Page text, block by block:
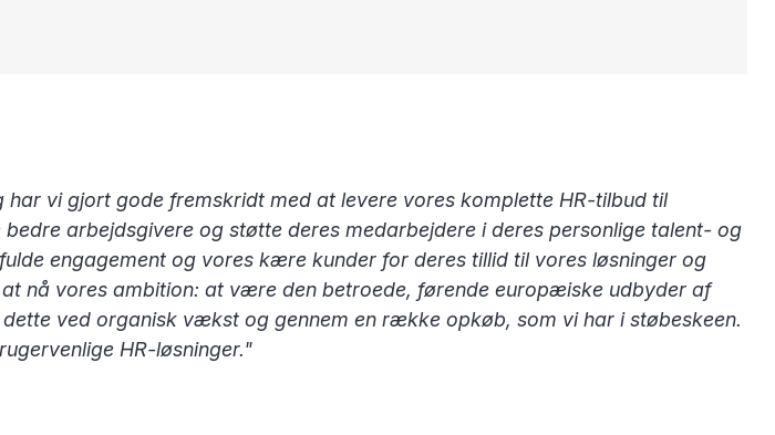
har vi gjort gode fremskridt med at levere vores komplette HR-tilbud til
arbejdsgivere og støtte deres medarbejdere i deres personlige talent- og
engagement og vores kære kunder for deres tillid til vores løsninger og
nå vores ambition: at være den betroede, førende europæiske udbyder af
ved organisk vækst og gennem en række opkøb, som vi har i støbeskeen.
HR-løsninger."